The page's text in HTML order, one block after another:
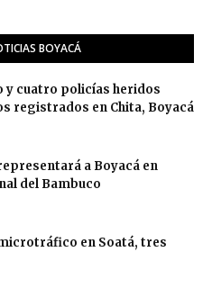
BOYACÁ
y cuatro policías heridos
registrados en Chita, Boyacá
a Boyacá en
del Bambuco
en Soatá, tres